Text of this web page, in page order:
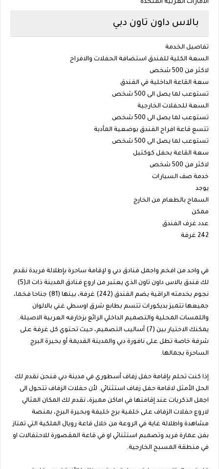
الأمارات العربية المتحدة
بالاس داون تاون دبي
تفاصيل الخدمة
السعة الكلية للفندق استضافة الحفلات والافراح
لاكثر من 500 شخص
سعة القاعة الداخلية في الفندق
تستوعب لما يصل الى 500 شخص
السعة للحفلات الخارجية
تستوعب لما يصل الى 500 شخص
تتسع قاعة افراح الفندق بوضعية المأدبة
تستوعب لما يصل الى 500 شخص
سعة القاعة بحفل كوكتيل
لاكثر من 500 شخص
خدمة صف السيارات
يوجد
السماح بالطعام من الخارج
ممكن
عدد غرف الفندق
242 غرفة
في واحد من افخم واجمل فنادق دبي و لإقامة ساحرة بإطلالة فريدة نقدم
لك فندق بالاس داون تاون الذي يعتبر من اروع فنادق المدينة ذات الـ(5)
نجوم بخدمته الراقية يضم الفندق (242) غرفة، بينها (81) جناحا فخما،
جميعها تتميز بديكورات تتسم بطابع شرق اوسطي غني بالالوان
واللمسات المحلية والتصميم الداخلي الرائع بزخارفه العربية الاصيلة.
يمكنك الاختيار بين (7) أساليب التصميم، حيث تحتوي كل غرفة على
شرفة خاصة تطل على نافورة دبي والمدينة القديمة أو بحيرة البرج
الساحرة بجمالها.
إذا كنت تحلم بإقامة حفل زفاف أسطوري في مدينة دبي فنحن نقدم لك
الحل الأمثل لاقامة حفل زفاف استثنائي. لأن حفلات الزفاف تتحول الى
اجمل الذكريات عند إقامتها في اماكن مميزة، نقدم لك المكان المثالي
لاروع حفلات الزفاف على خلفية برج خليفة وبحيرة البرج، بمنصة
مشاهدة واطلالة غاية في الروعة من خلال قاعة رويال الملكية التي تمتاز
بفن عمارة فريد وتصميم استثنائي او في قاعة المقصورة للاحتفالات او
في منطقة المسبح الخارجية.